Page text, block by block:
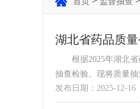
湖北省药品质量
根据2025年湖北省
抽查检验。现将质量
发布日期：2025-12-16